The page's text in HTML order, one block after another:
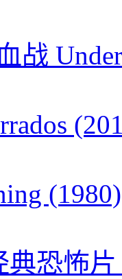
战
(1980)
典恐怖